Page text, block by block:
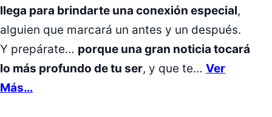
llega para brindarte una conexión especial,
alguien que marcará un antes y un después.
Y prepárate… porque una gran noticia tocará
lo más profundo de tu ser, y que te… Ver
Más…